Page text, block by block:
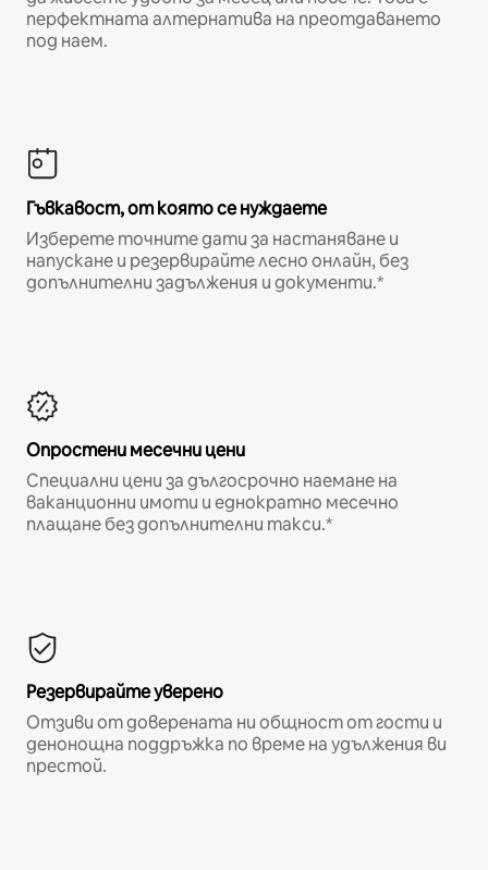
перфектната алтернатива на преотдаването
под наем.
Гъвкавост, от която се нуждаете
Изберете точните дати за настаняване и
напускане и резервирайте лесно онлайн, без
допълнителни задължения и документи.*
Опростени месечни цени
Специални цени за дългосрочно наемане на
ваканционни имоти и еднократно месечно
плащане без допълнителни такси.*
Резервирайте уверено
Отзиви от доверената ни общност от гости и
денонощна поддръжка по време на удължения ви
престой.